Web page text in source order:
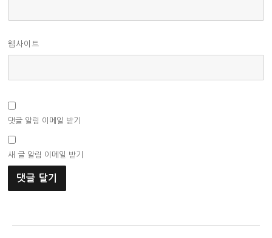
웹사이트
댓글 알림 이메일 받기
새 글 알림 이메일 받기